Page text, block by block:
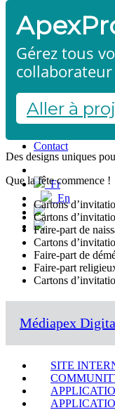
Accueil
Produits &
Contact
Fr
En
Français
English
Cartons
Des designs uniques
Que la fête commence !
Cartons
Cartons
Faire-part de
Cartons
Faire-part de
Faire-part
Cartons
Médiapex
SITE
Gérez tous
Aller à